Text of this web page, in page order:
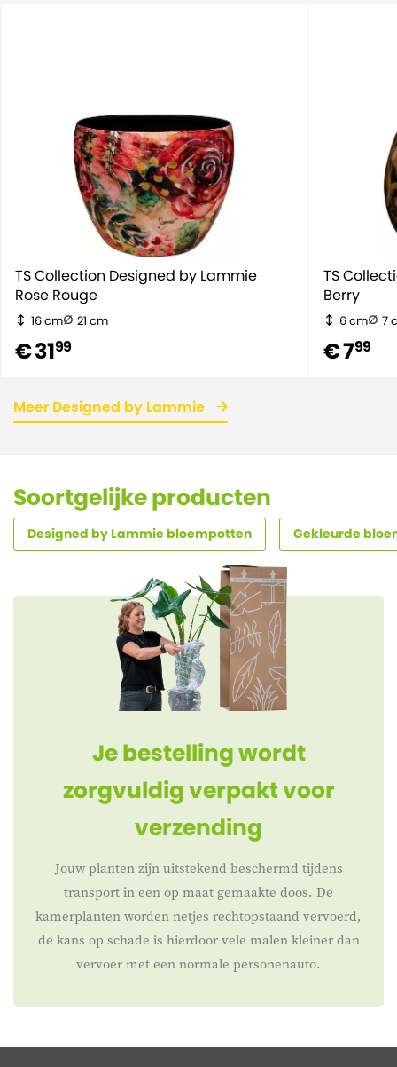
TS Collection Designed by Lammie
Rose Rouge
16 cm 21 cm
€ 3199
TS
Berry
6 cm 7
€ 799
Meer Designed by Lammie
Soortgelijke producten
Designed by Lammie bloempotten Gekleurde
Je bestelling wordt
zorgvuldig verpakt voor
verzending
Jouw planten zijn uitstekend beschermd tijdens
transport in een op maat gemaakte doos. De
kamerplanten worden netjes rechtopstaand vervoerd,
de kans op schade is hierdoor vele malen kleiner dan
vervoer met een normale personenauto.